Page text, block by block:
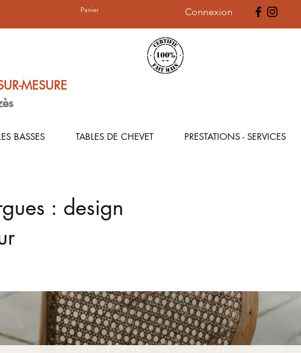
Panier Connexion
MESURE
BASSES TABLES DE CHEVET PRESTATIONS - SERVICES
: design